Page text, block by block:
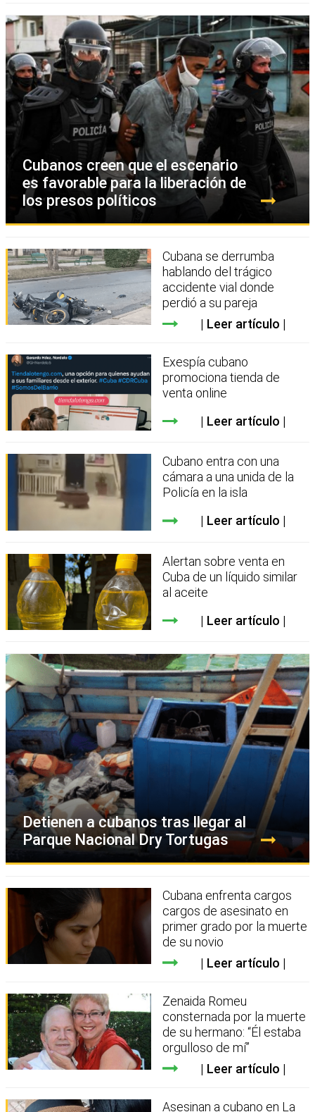
Cubanos creen que el escenario
es favorable para la liberación de
los presos políticos
Cubana se derrumba
hablando del trágico
accidente vial donde
perdió a su pareja
Leer artículo
Exespía cubano
promociona tienda de
venta online
Leer artículo
Cubano entra con una
cámara a una unida de la
Policía en la isla
Leer artículo
Alertan sobre venta en
Cuba de un líquido similar
al aceite
Leer artículo
Detienen a cubanos tras llegar al
Parque Nacional Dry Tortugas
Cubana enfrenta cargos
cargos de asesinato en
primer grado por la muerte
de su novio
Leer artículo
Zenaida Romeu
consternada por la muerte
de su hermano: “Él estaba
orgulloso de mí”
Leer artículo
Asesinan a cubano en La